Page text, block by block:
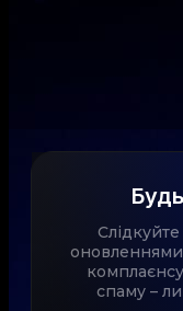
оновленнями
спаму –